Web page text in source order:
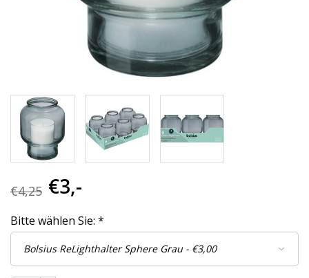
€4,25 €3,-
Bitte wählen Sie: *